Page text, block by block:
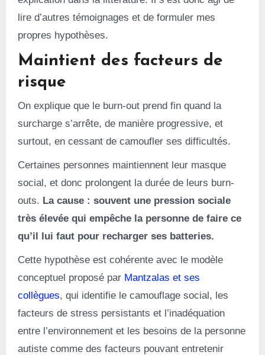
lire d’autres témoignages et de formuler mes
propres hypothèses.
Maintient des facteurs de
risque
On explique que le burn-out prend fin quand la
surcharge s’arrête, de manière progressive, et
surtout, en cessant de camoufler ses difficultés.
Certaines personnes maintiennent leur masque
social, et donc prolongent la durée de leurs burn-
outs. La cause : souvent une pression sociale
très élevée qui empêche la personne de faire ce
qu’il lui faut pour recharger ses batteries.
Cette hypothèse est cohérente avec le modèle
conceptuel proposé par Mantzalas et ses
collègues, qui identifie le camouflage social, les
facteurs de stress persistants et l’inadéquation
entre l’environnement et les besoins de la personne
autiste comme des facteurs pouvant entretenir